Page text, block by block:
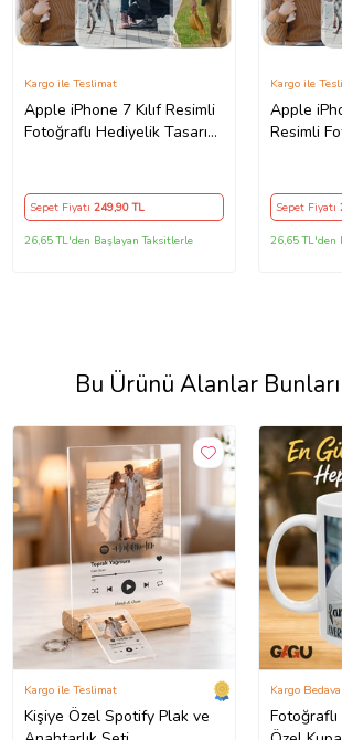
Apple iPhone 7 Kılıf Resimli
Fotoğraflı Hediyelik Tasarım
Kargo ile Teslimat
Sepet Fiyatı 249,90 TL
26,65 TL'den Başlayan Taksitlerle
Apple
Resimli
Kargo ile
Sepet Fiyatı
26,65 TL'den
Bu Ürünü Alanlar Bunları
Kişiye Özel Spotify Plak ve
Kargo ile Teslimat
Fotoğraflı
Kargo Bedava